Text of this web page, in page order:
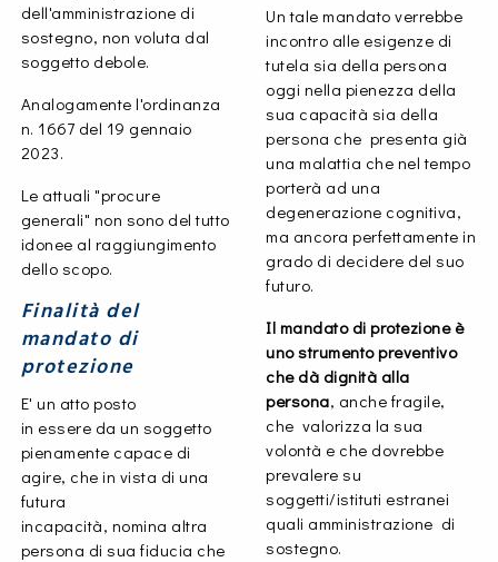
dell'amministrazione di
sostegno, non voluta dal
soggetto debole.
Analogamente l'ordinanza
n. 1667 del 19 gennaio
2023.
Le attuali "procure
generali" non sono del tutto
idonee al raggiungimento
dello scopo.
Finalità del
mandato di
protezione
E' un atto posto
in essere da un soggetto
pienamente capace di
agire, che in vista di una
futura
incapacità, nomina altra
persona di sua fiducia che
Un tale mandato verrebbe
incontro alle esigenze di
tutela sia della persona
oggi nella pienezza della
sua capacità sia della
persona che presenta già
una malattia che nel tempo
porterà ad una
degenerazione cognitiva,
ma ancora perfettamente in
grado di decidere del suo
futuro.
Il mandato di protezione è
uno strumento preventivo
che dà dignità alla
persona, anche fragile,
che valorizza la sua
volontà e che dovrebbe
prevalere su
soggetti/istituti estranei
quali amministrazione di
sostegno.